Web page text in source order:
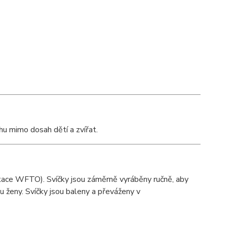
mimo dosah dětí a zvířat.
WFTO). Svíčky jsou záměrně vyráběny ručně, aby
Svíčky jsou baleny a převáženy v